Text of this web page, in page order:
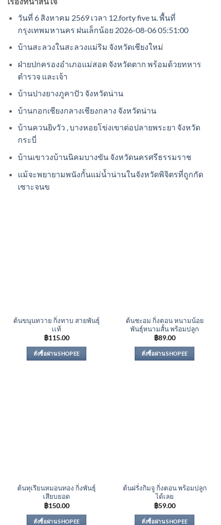
วันที่ 6 สิงหาคม 2569 เวลา 12.forty five น. พื้นที่
กรุงเทพมหานคร ฝนเล็กน้อย 2026-08-06 05:51:00
บ้านสะลวงในสะลวงแม่ริม จังหวัดเชียงใหม่
ฝ่ายปกครองอำเภอแม่สอด จังหวัดตาก พร้อมด้วยทหาร
ตำรวจ และเจ้า
บ้านปางยางภูคาปัว จังหวัดน่าน
บ้านกอกเชียงกลางเชียงกลาง จังหวัดน่าน
บ้านควนยิvวัว , บางหอยโข่งเขาต่อปลายพระยา จังหวัด
กระบี่
บ้านเขาวงบ้านนิคมบางขัน จังหวัดนครศรีธรรมราช
แม้จะพยายามพนังกั้นแม่น้ำน่านในจังหวัดพิจิตรที่ถูกกัด
เซาะจนข
ต้นขนุนทวาย กิ่งทาบ สายพันธุ์
เเท้
฿115.00
สั่งซื้อผ่าน SHOPEE
ต้นชะอม กิ่งตอน หนามน้อย
พันธุ์หนามสั้น พร้อมปลูก
฿89.00
สั่งซื้อผ่าน SHOPEE
ต้นทุเรียนหมอนทอง กิ่งพันธุ์
เสียบยอด
฿150.00
สั่งซื้อผ่าน SHOPEE
ต้นฝรั่งกิมจู กิ่งตอน พร้อมปลูก
ได้เลย
฿59.00
สั่งซื้อผ่าน SHOPEE